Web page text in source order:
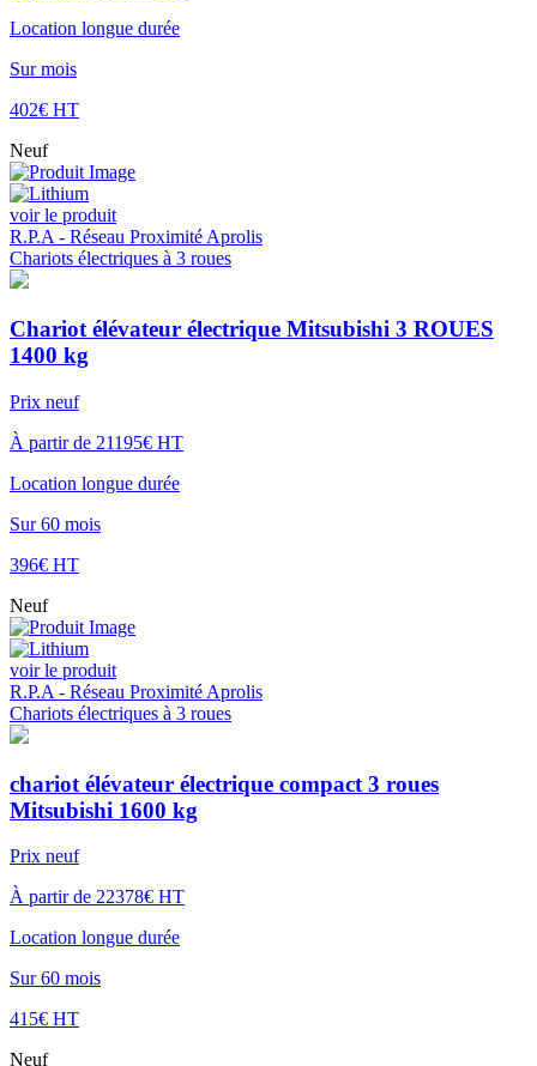
Location longue durée
Sur mois
402€ HT
Neuf
voir le produit
R.P.A - Réseau Proximité Aprolis
Chariots électriques à 3 roues
Chariot élévateur électrique Mitsubishi 3 ROUES
1400 kg
Prix neuf
À partir de 21195€ HT
Location longue durée
Sur 60 mois
396€ HT
Neuf
voir le produit
R.P.A - Réseau Proximité Aprolis
Chariots électriques à 3 roues
chariot élévateur électrique compact 3 roues
Mitsubishi 1600 kg
Prix neuf
À partir de 22378€ HT
Location longue durée
Sur 60 mois
415€ HT
Neuf